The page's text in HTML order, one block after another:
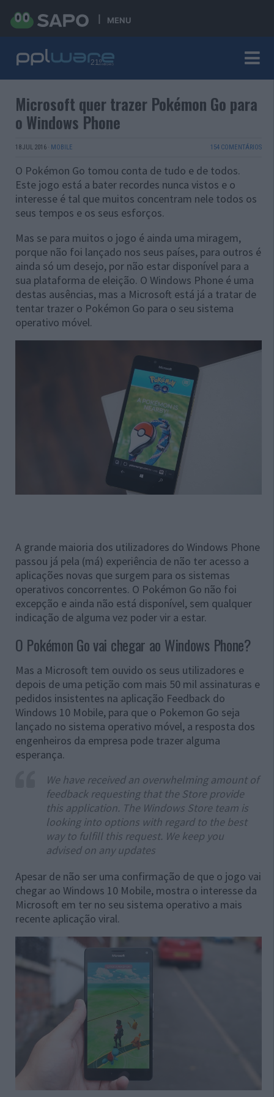
MENU
Microsoft quer trazer Pokémon Go para
o Windows Phone
18 JUL 2016 · MOBILE 154 COMENTÁRIOS
O Pokémon Go tomou conta de tudo e de todos.
Este jogo está a bater recordes nunca vistos e o
interesse é tal que muitos concentram nele todos os
seus tempos e os seus esforços.
Mas se para muitos o jogo é ainda uma miragem,
porque não foi lançado nos seus países, para outros é
ainda só um desejo, por não estar disponível para a
sua plataforma de eleição. O Windows Phone é uma
destas ausências, mas a Microsoft está já a tratar de
tentar trazer o Pokémon Go para o seu sistema
operativo móvel.
A grande maioria dos utilizadores do Windows Phone
passou já pela (má) experiência de não ter acesso a
aplicações novas que surgem para os sistemas
operativos concorrentes. O Pokémon Go não foi
excepção e ainda não está disponível, sem qualquer
indicação de alguma vez poder vir a estar.
O Pokémon Go vai chegar ao Windows Phone?
Mas a Microsoft tem ouvido os seus utilizadores e
depois de uma petição com mais 50 mil assinaturas e
pedidos insistentes na aplicação Feedback do
Windows 10 Mobile, para que o Pokemon Go seja
lançado no sistema operativo móvel, a resposta dos
engenheiros da empresa pode trazer alguma
esperança.
We have received an overwhelming amount of
feedback requesting that the Store provide
this application. The Windows Store team is
looking into options with regard to the best
way to fulfill this request. We keep you
advised on any updates
Apesar de não ser uma confirmação de que o jogo vai
chegar ao Windows 10 Mobile, mostra o interesse da
Microsoft em ter no seu sistema operativo a mais
recente aplicação viral.